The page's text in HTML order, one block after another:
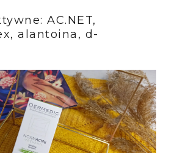
AC.NET,
alantoina, d-